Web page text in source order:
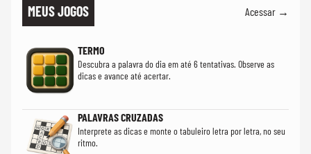
MEUS JOGOS Acessar →
TERMO
Descubra a palavra do dia em até 6 tentativas. Observe as
dicas e avance até acertar.
PALAVRAS CRUZADAS
Interprete as dicas e monte o tabuleiro letra por letra, no seu
ritmo.